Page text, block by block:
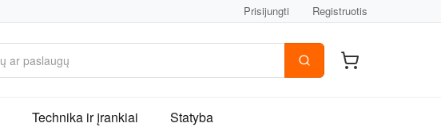
Prisijungti Registruotis
Technika ir įrankiai Statyba